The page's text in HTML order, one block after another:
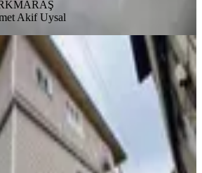
Akif Uysal
Gayrimenkul'den
Civ Satılık
Sütçü İmam Mahallesi
200 m² 27.02.2026
₺